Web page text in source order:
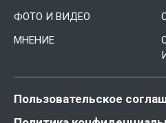
ФОТО И ВИДЕО
МНЕНИЕ
Пользовательское